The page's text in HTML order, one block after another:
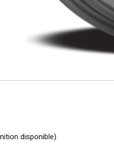
disponible)